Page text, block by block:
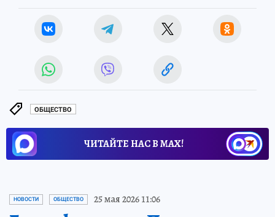
ОБЩЕСТВО
ЧИТАЙТЕ НАС В МАХ!
НОВОСТИ ОБЩЕСТВО 25 мая 2026 11:06